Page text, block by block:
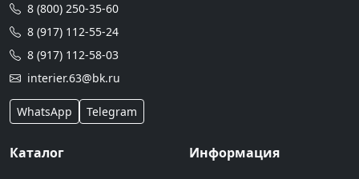
8 (800) 250-35-60
8 (917) 112-55-24
8 (917) 112-58-03
interier.63@bk.ru
WhatsApp Telegram
Каталог Информация